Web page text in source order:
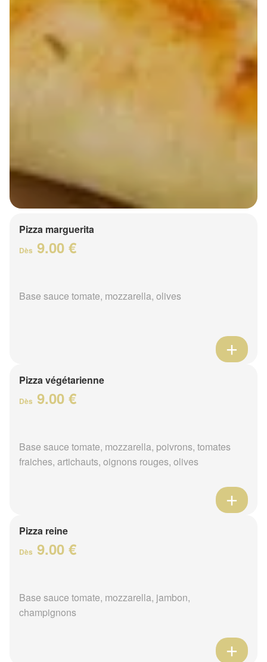
Pizza marguerita
Dès 9.00 €
Base sauce tomate, mozzarella, olives
Pizza végétarienne
Dès 9.00 €
Base sauce tomate, mozzarella, poivrons, tomates
fraiches, artichauts, oignons rouges, olives
Pizza reine
Dès 9.00 €
Base sauce tomate, mozzarella, jambon,
champignons